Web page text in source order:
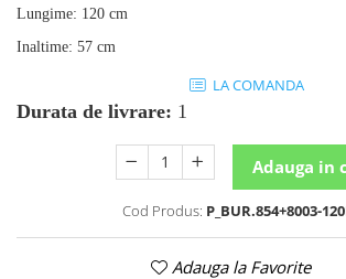
Lungime: 120 cm
Inaltime: 57 cm
LA COMANDA
Durata de livrare: 1
Adauga in
Cod Produs: P_BUR.854+8003-
Adauga la Favorite